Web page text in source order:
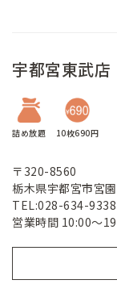
宇都宮東武店
詰め放題 10枚690円
〒320-8560
栃木県宇都宮市宮
TEL:028-634-9338
営業時間 10:00～